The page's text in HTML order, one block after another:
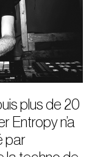
plus de 20
Entropy n’a
par